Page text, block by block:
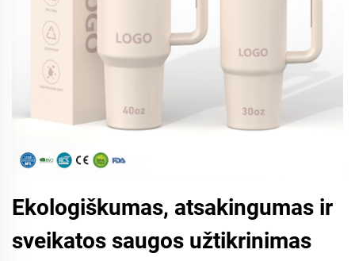
Ekologiškumas, atsakingumas ir
sveikatos saugos užtikrinimas